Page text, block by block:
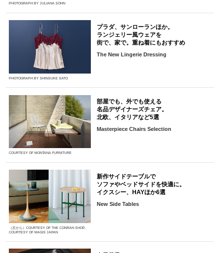
PHOTOGRAPH BY JULIANA SOHN
PHOTOGRAPH BY SHINSUKE SATO
プラダ、サンローランほか。
ランジェリー風ウェアを
街で、家で。重ね着にもおすすめ
The New Lingerie Dressing
COURTESY OF MONTANA FURNITURE
部屋でも、外でも使える
名品デザイナーズチェア。
北欧、イタリアなど5選
Masterpiece Chairs Selection
（左から）COURTESY OF THE CONRAN SHOP,
COURTESY OF MAGIS JAPAN
新作サイドテーブルで
ソファやベッドサイドを快適に。
イクスシー、HAYほか6選
New Side Tables